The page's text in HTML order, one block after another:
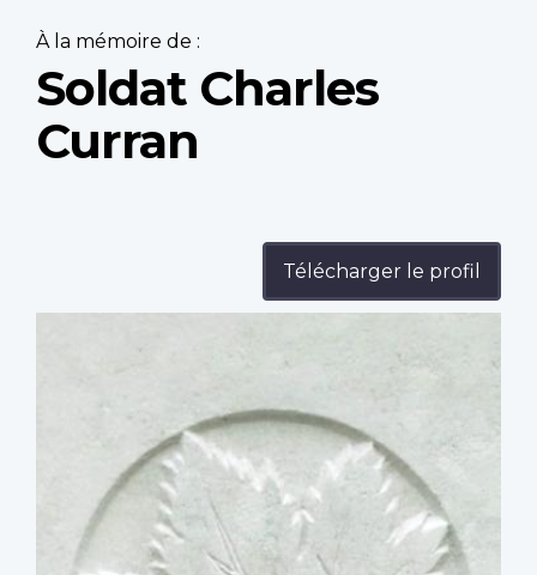
À la mémoire de :
Soldat Charles
Curran
Télécharger le profil